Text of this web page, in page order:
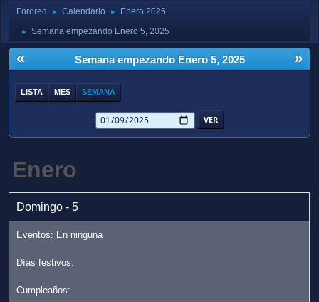
Forored ► Calendario ► Enero 2025
► Semana empezando Enero 5, 2025
« »
Semana empezando Enero 5, 2025
LISTA MES SEMANA
Enero
Domingo - 5